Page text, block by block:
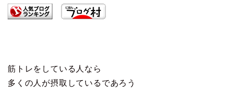
筋トレをしている人なら
多くの人が摂取しているであろう